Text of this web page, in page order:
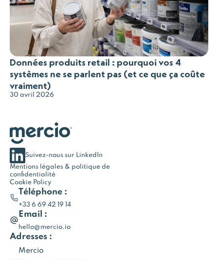
Données produits retail : pourquoi vos 4
systèmes ne se parlent pas (et ce que ça coûte
vraiment)
30 avril 2026
Suivez-nous sur LinkedIn
Mentions légales & politique de
confidentialité
Cookie Policy
Téléphone :
+33 6 69 42 19 14
Email :
hello@mercio.io
Adresses :
Mercio